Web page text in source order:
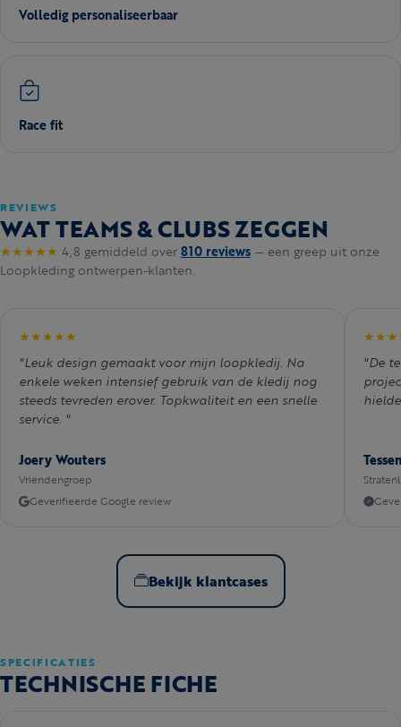
Volledig personaliseerbaar
Race fit
REVIEWS
WAT TEAMS & CLUBS ZEGGEN
★★★★★ 4,8 gemiddeld over810 reviews— een greep uit onze
Loopkleding ontwerpen-klanten.
★★★★★
"Leuk design gemaakt voor mijn loopkledij. Na
enkele weken intensief gebruik van de kledij nog
steeds tevreden erover. Topkwaliteit en een snelle
service. "
Joery Wouters
Vriendengroep
Geverifieerde Google review
"De
Bekijk klantcases
SPECIFICATIES
TECHNISCHE FICHE